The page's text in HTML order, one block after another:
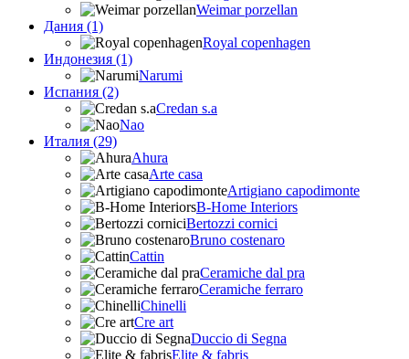
Weimar porzellan
Дания (1)
Royal copenhagen
Индонезия (1)
Narumi
Испания (2)
Credan s.a
Nao
Италия (29)
Ahura
Arte casa
Artigiano capodimonte
B-Home Interiors
Bertozzi cornici
Bruno costenaro
Cattin
Ceramiche dal pra
Ceramiche ferraro
Chinelli
Cre art
Duccio di Segna
Elite & fabris